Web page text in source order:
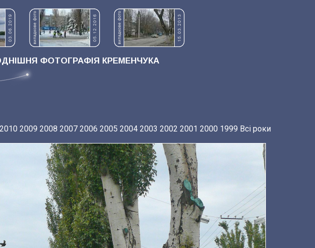
ФОТОГРАФІЯ КРЕМЕНЧУКА
2010 2009 2008 2007 2006 2005 2004 2003 2002 2001 2000 1999 Всі роки